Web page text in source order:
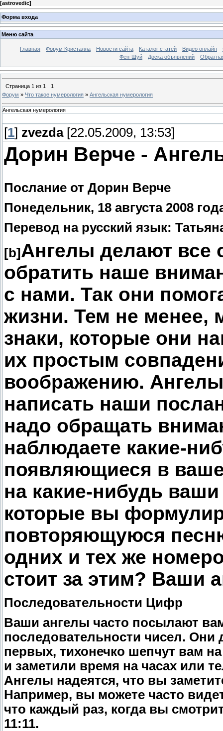
[astrovedic]
Форма входа
Меню сайта
Главная Форум Кристалла Новости сайта Каталог статей Видео онлайн
Фен-Шуй
Доска объявлений
Страница 1 из 1
1
Форум » Что такое нумерология » Ангельская нумерология
Ангельская нумерология
[1] zvezda[22.05.2009, 13:53]
Дорин Верче -
Послание от Дорин Верче
Понедельник, 18 августа 2008
Перевод на русский язык:
[b] Ангелы делают все
обратить наше
с нами. Так они
жизни. Тем не менее,
знаки, которые они
их простым
воображению.
написать наши
надо обращать
наблюдаете какие-
появляющиеся в
на какие-нибудь
которые вы
повторяющуюся
одних и тех же
стоит за этим? Ваши
Последовательности Цифр
Ваши ангелы часто посылают
последовательности чисел.
первых, тихонечко шепчут вам
и заметили время на часах или
Ангелы надеятся, что вы
Например, вы можете часто
что каждый раз, когда вы
11:11.